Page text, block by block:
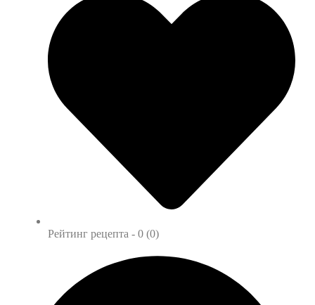
Рейтинг рецепта - 0 (0)